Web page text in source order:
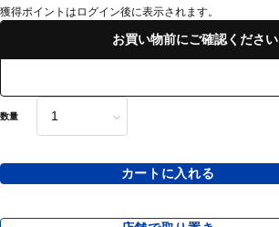
獲得ポイントはログイン後に表示されます。
お買い物前にご確認ください
数量
カートに入れる